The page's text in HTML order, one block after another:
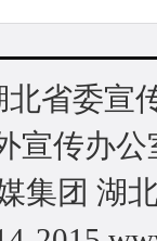
北省委宣
宣传办
集团 湖